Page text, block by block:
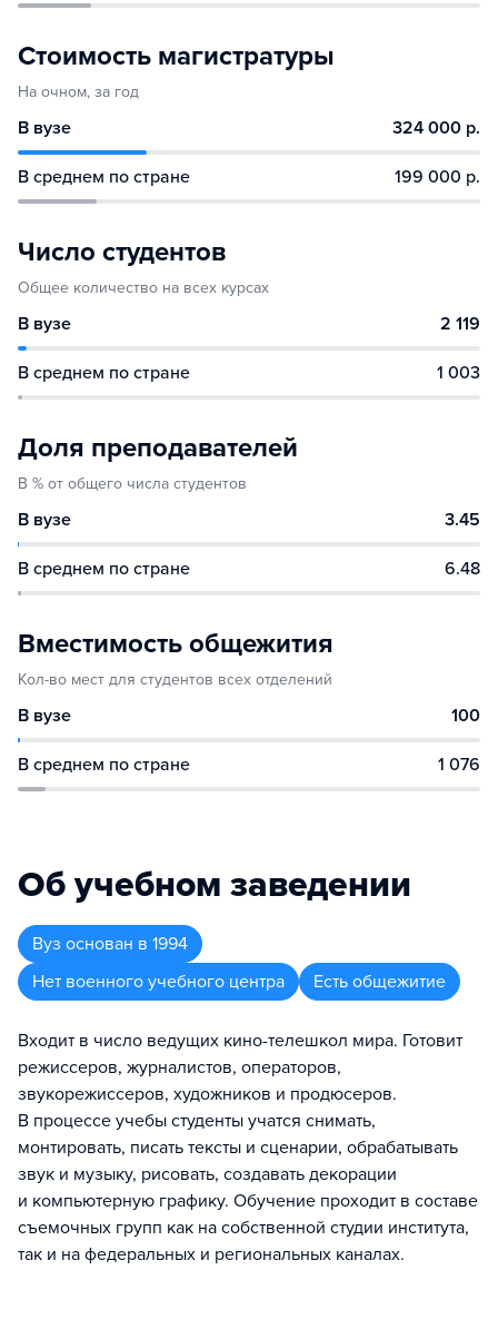
Стоимость магистратуры
На очном, за год
В вузе 324 000 р.
В среднем по стране 199 000 р.
Число студентов
Общее количество на всех курсах
В вузе 2 119
В среднем по стране 1 003
Доля преподавателей
В % от общего числа студентов
В вузе 3.45
В среднем по стране 6.48
Вместимость общежития
Кол-во мест для студентов всех отделений
В вузе 100
В среднем по стране 1 076
Об учебном заведении
Вуз основан в 1994
Нет военного учебного центра
Есть общежитие
Входит в число ведущих кино-телешкол мира. Готовит
режиссеров, журналистов, операторов,
звукорежиссеров, художников и продюсеров.
В процессе учебы студенты учатся снимать,
монтировать, писать тексты и сценарии, обрабатывать
звук и музыку, рисовать, создавать декорации
и компьютерную графику. Обучение проходит в составе
съемочных групп как на собственной студии института,
так и на федеральных и региональных каналах.